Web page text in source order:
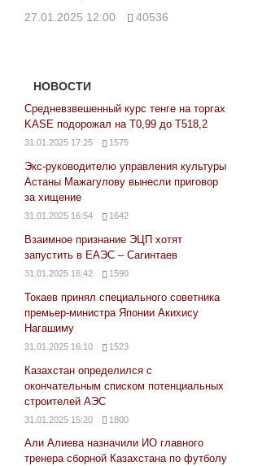
27.01.2025 12:00 40536
НОВОСТИ
Средневзвешенный курс тенге на торгах
KASE подорожал на Т0,99 до Т518,2
31.01.2025 17:25 1575
Экс-руководителю управления культуры
Астаны Мажагулову вынесли приговор
за хищение
31.01.2025 16:54 1642
Взаимное признание ЭЦП хотят
запустить в ЕАЭС – Сагинтаев
31.01.2025 16:42 1590
Токаев принял специального советника
премьер-министра Японии Акихису
Нагашиму
31.01.2025 16:10 1523
Казахстан определился с
окончательным списком потенциальных
строителей АЭС
31.01.2025 15:20 1800
Али Алиева назначили ИО главного
тренера сборной Казахстана по футболу